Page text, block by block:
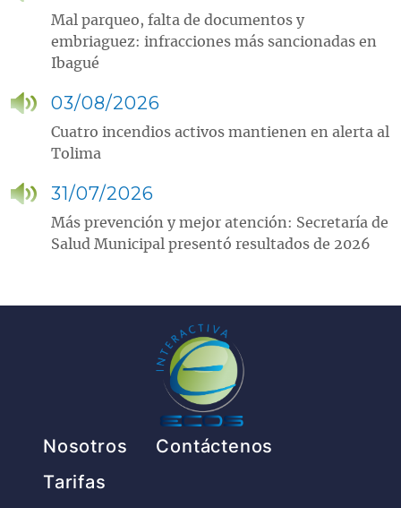
Mal parqueo, falta de documentos y
embriaguez: infracciones más sancionadas en
Ibagué
03/08/2026
Cuatro incendios activos mantienen en alerta al
Tolima
31/07/2026
Más prevención y mejor atención: Secretaría de
Salud Municipal presentó resultados de 2026
Pie de página
Nosotros
Contáctenos
Tarifas